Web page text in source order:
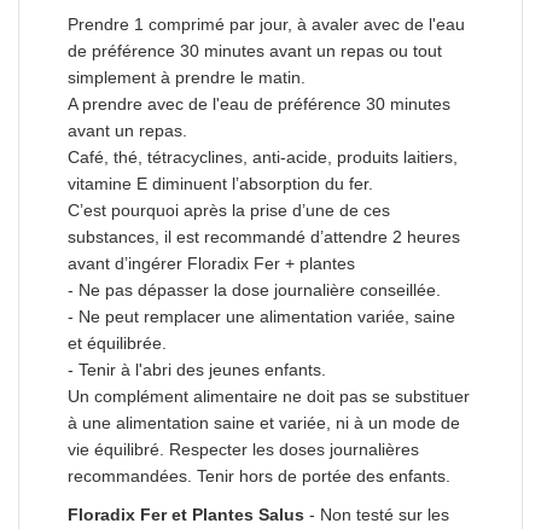
Prendre 1 comprimé par jour, à avaler avec de l'eau
de préférence 30 minutes avant un repas ou tout
simplement à prendre le matin.
A prendre avec de l'eau de préférence 30 minutes
avant un repas.
Café, thé, tétracyclines, anti-acide, produits laitiers,
vitamine E diminuent l’absorption du fer.
C’est pourquoi après la prise d’une de ces
substances, il est recommandé d’attendre 2 heures
avant d’ingérer Floradix Fer + plantes
- Ne pas dépasser la dose journalière conseillée.
- Ne peut remplacer une alimentation variée, saine
et équilibrée.
- Tenir à l'abri des jeunes enfants.
Un complément alimentaire ne doit pas se substituer
à une alimentation saine et variée, ni à un mode de
vie équilibré. Respecter les doses journalières
recommandées. Tenir hors de portée des enfants.
Floradix Fer et Plantes Salus - Non testé sur les